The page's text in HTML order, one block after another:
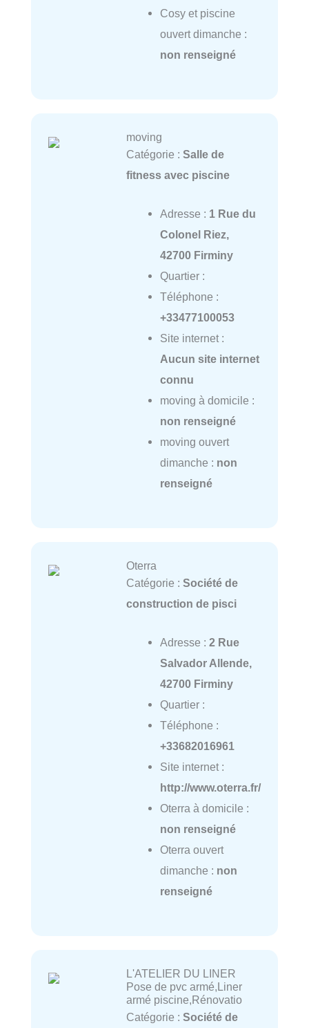
Cosy et piscine
ouvert dimanche :
non renseigné
moving
Catégorie : Salle de
fitness avec piscine
Adresse : 1 Rue du
Colonel Riez,
42700 Firminy
Quartier :
Téléphone :
+33477100053
Site internet :
Aucun site internet
connu
moving à domicile :
non renseigné
moving ouvert
dimanche : non
renseigné
Oterra
Catégorie : Société de
construction de pisci
Adresse : 2 Rue
Salvador Allende,
42700 Firminy
Quartier :
Téléphone :
+33682016961
Site internet :
http://www.oterra.fr/
Oterra à domicile :
non renseigné
Oterra ouvert
dimanche : non
renseigné
L'ATELIER DU LINER
Pose de pvc armé,Liner
armé piscine,Rénovatio
Catégorie : Société de